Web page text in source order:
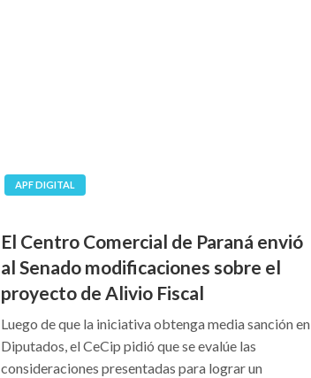
APF DIGITAL
El Centro Comercial de Paraná envió
al Senado modificaciones sobre el
proyecto de Alivio Fiscal
Luego de que la iniciativa obtenga media sanción en
Diputados, el CeCip pidió que se evalúe las
consideraciones presentadas para lograr un